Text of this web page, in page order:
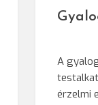
A
érzelmi